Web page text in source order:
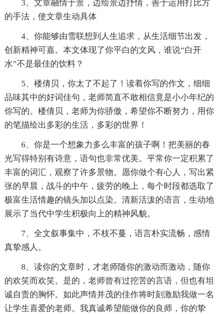
3、文章融情于景，边绘景边抒情，善于运用打比方
的手法，使文章生动具体
4、你能够由雪联想到人生追求，从生活细节出发，
创新精神可嘉。本文体现了你平白的文风，谁说“白开
水”不是最佳的饮料？
5、楼倩贝，你太了不起了！读着你写的作文，细细
品味其中的好词佳句，老师简直不敢相信竟是小小年纪的
你写的。楼倩贝，老师为你骄傲，希望你不断努力，用你
的笔描绘出多彩的生活，多彩的世界！
6、你是一个想象力多么丰富的孩子啊！把美丽的春
光写得特别有诗意，语句也非常优美。平常你一定积累了
丰富的词汇，观察了许多景物。愿你做个有心人，写出紧
张的早晨，战斗的中午，疲劳的晚上，每个时段都选取了
极富生活情趣的镜头加以点染。清新活泼的语言，生动地
展示了当代中学生积极向上的精神风貌。
7、全文叙事集中，不枝不蔓，语言朴实流畅，感情
真挚感人。
8、读你的文章时，才老师随你的激动而激动，随你
的欢笑而欢笑。是的，老师曾有过挖苦的言语，但也有坦
诚自责的胸怀。如此声情并茂的佳作将时刻激励我做一名
让学生喜爱的老师。我真诚希望能做你的良师，你的挚